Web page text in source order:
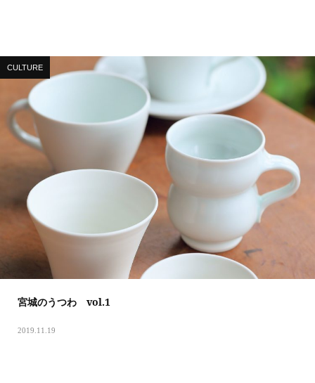
CULTURE
宮城のうつわ vol.1
2019.11.19